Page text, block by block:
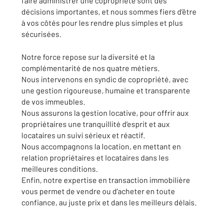
décisions importantes, et nous sommes fiers d’être
à vos côtés pour les rendre plus simples et plus
sécurisées.
Notre force repose sur la diversité et la
complémentarité de nos quatre métiers.
Nous intervenons en syndic de copropriété, avec
une gestion rigoureuse, humaine et transparente
de vos immeubles.
Nous assurons la gestion locative, pour offrir aux
propriétaires une tranquillité d’esprit et aux
locataires un suivi sérieux et réactif.
Nous accompagnons la location, en mettant en
relation propriétaires et locataires dans les
meilleures conditions.
Enfin, notre expertise en transaction immobilière
vous permet de vendre ou d’acheter en toute
confiance, au juste prix et dans les meilleurs délais.